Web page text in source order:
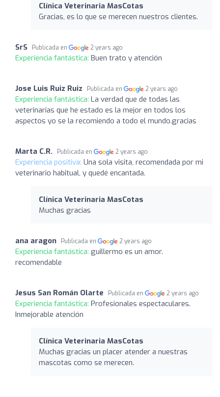
Clínica Veterinaria MasCotas
Gracias, es lo que se merecen nuestros clientes.
SrS Publicada en 2 years ago
Experiencia fantástica: Buen trato y atención
Jose Luis Ruiz Ruiz Publicada en 2 years ago
Experiencia fantástica: La verdad que de todas las
veterinarias que he estado es la mejor en todos los
aspectos yo se la recomiendo a todo el mundo.gracias
Marta C.R. Publicada en 2 years ago
Experiencia positiva: Una sola visita, recomendada por mi
veterinario habitual, y quedé encantada.
Clínica Veterinaria MasCotas
Muchas gracias
ana aragon Publicada en 2 years ago
Experiencia fantástica: guillermo es un amor.
recomendable
Jesus San Román Olarte Publicada en 2 years ago
Experiencia fantástica: Profesionales espectaculares.
Inmejorable atención
Clínica Veterinaria MasCotas
Muchas gracias un placer atender a nuestras
mascotas como se merecen.